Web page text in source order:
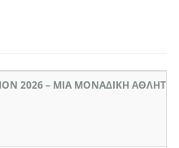
2026 – ΜΙΑ ΜΟΝΑΔΙΚΉ